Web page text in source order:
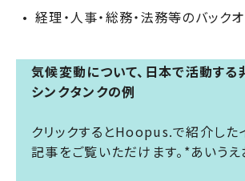
経理・人事・総務・法務等のバック
気候変動について、日本で活動す
シンクタンクの例
クリックするとHoopus.で紹介した
記事をご覧いただけます。*あいうえ